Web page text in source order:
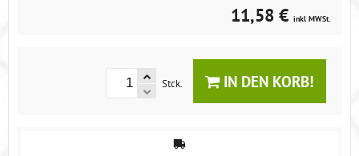
11,58 € inkl MWSt.
Stck. IN DEN KORB!